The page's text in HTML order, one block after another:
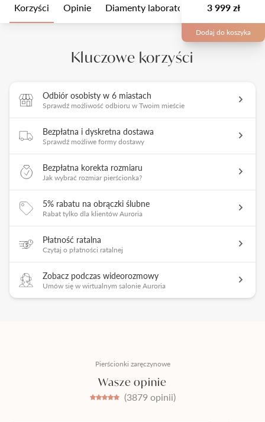
Korzyści Opinie Diamenty laboratoryjne Wielkość
3 999 zł
Dodaj do koszyka
Kluczowe korzyści
Odbiór osobisty w 6 miastach
Sprawdź możliwość odbioru w Twoim mieście
Bezpłatna i dyskretna dostawa
Sprawdź możliwe formy dostawy
Bezpłatna korekta rozmiaru
Jak wybrać rozmiar pierścionka?
5% rabatu na obrączki ślubne
Rabat tylko dla klientów Auroria
Płatność ratalna
Czytaj o płatności ratalnej
Zobacz podczas wideorozmowy
Umów się w wirtualnym salonie Auroria
Pierścionki zaręczynowe
Wasze opinie
(3879 opinii)